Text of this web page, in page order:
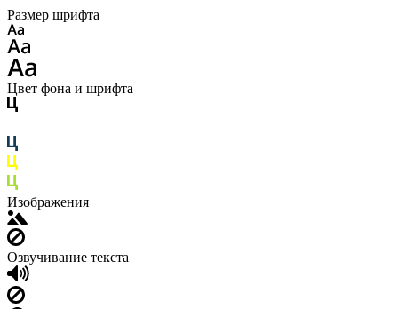
Размер шрифта
Цвет фона и шрифта
Изображения
Озвучивание текста